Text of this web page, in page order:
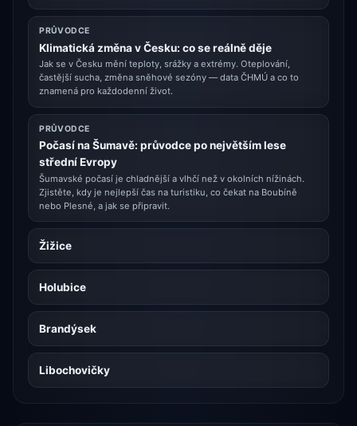
PRŮVODCE
Klimatická změna v Česku: co se reálně děje
Jak se v Česku mění teploty, srážky a extrémy. Oteplování,
častější sucha, změna sněhové sezóny — data ČHMÚ a co to
znamená pro každodenní život.
PRŮVODCE
Počasí na Šumavě: průvodce po největším lese
střední Evropy
Šumavské počasí je chladnější a vlhčí než v okolních nížinách.
Zjistěte, kdy je nejlepší čas na turistiku, co čekat na Boubíně
nebo Plesné, a jak se připravit.
Žižice
Holubice
Brandýsek
Libochovičky